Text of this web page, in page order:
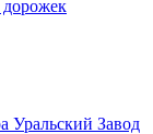
Уральский Завод